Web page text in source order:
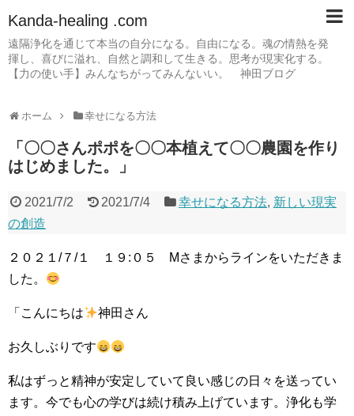
Kanda-healing .com
遠隔浄化を通じて本当の自分になる。自由になる。魂の情熱を発
揮し、喜びに溢れ、自然と調和して生きる。思考が現実化する。
【力の使い手】みんなちがってみんないい。 神田ブログ
ホーム 幸せになる方法
「〇〇さんポポを〇〇本植えて〇〇農園を作り
はじめました。」
2021/7/2 2021/7/4 幸せになる方法, 新しい現実
の創造
２０２１/７/１ １９:０５ Mさまからラインをいただきま
した。
「こんにちは 神田さん
お久しぶりです
私はずっと精神が安定していて良い感じの日々を送ってい
ます。今でも心の学びは続け積み上げています。浄化も学